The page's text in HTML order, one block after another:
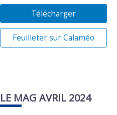
Télécharger
Feuilleter sur Calaméo
LE MAG AVRIL 2024